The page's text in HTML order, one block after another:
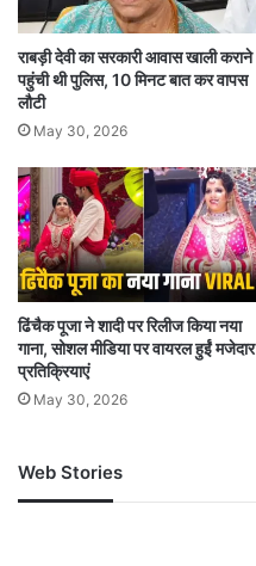
राबड़ी देवी का सरकारी आवास खाली कराने
पहुंची थी पुलिस, 10 मिनट बात कर वापस
लौटी
May 30, 2026
ढिंचैक पूजा ने शादी पर रिलीज किया नया
गाना, सोशल मीडिया पर वायरल हुईं मजेदार
प्रतिक्रियाएं
May 30, 2026
Web Stories
जम्मू-कश्मीर में बारिश से
अपडेट